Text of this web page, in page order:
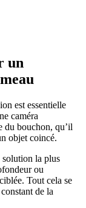
un
est essentielle
caméra
du bouchon, qu’il
objet coincé.
solution la plus
ou
Tout cela se
de la